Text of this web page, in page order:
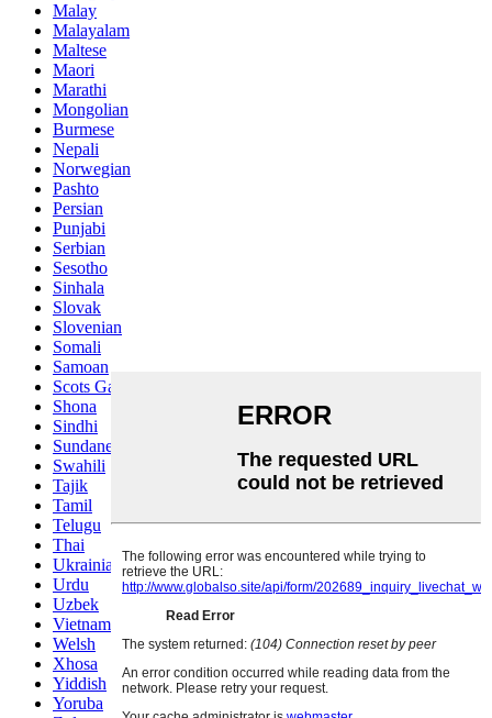
Malay
Malayalam
Maltese
Maori
Marathi
Mongolian
Burmese
Nepali
Norwegian
Pashto
Persian
Punjabi
Serbian
Sesotho
Sinhala
Slovak
Slovenian
Somali
Samoan
Scots Gaelic
Shona
Sindhi
Sundanese
Swahili
Tajik
Tamil
Telugu
Thai
Ukrainian
Urdu
Uzbek
Vietnamese
Welsh
Xhosa
Yiddish
Yoruba